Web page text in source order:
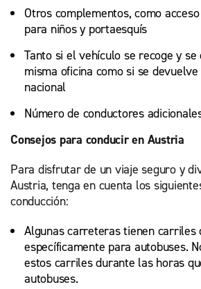
Otros complementos, como
para niños y portaesquís
Tanto si el vehículo se recoge y
misma oficina como si se
nacional
Número de conductores
Consejos para conducir en Austria
Para disfrutar de un viaje seguro y
Austria, tenga en cuenta los
conducción:
Algunas carreteras tienen carriles
específicamente para autobuses.
estos carriles durante las horas
autobuses.